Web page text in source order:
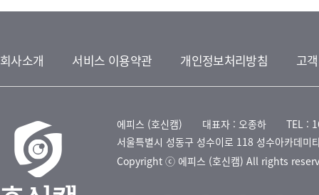
회사소개 서비스 이용약관 개인정보처리방침 고
에피스 (호신캠) 대표자 : 오종하
TEL :
서울특별시 성동구 성수이로 118 성수아카데미
Copyright ⓒ 에피스 (호신캠) All rights